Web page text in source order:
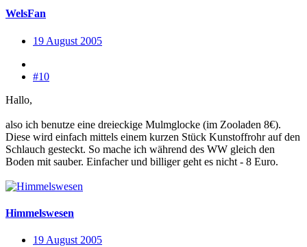
WelsFan
19 August 2005
#10
Hallo,
also ich benutze eine dreieckige Mulmglocke (im Zooladen 8€).
Diese wird einfach mittels einem kurzen Stück Kunstoffrohr auf den
Schlauch gesteckt. So mache ich während des WW gleich den
Boden mit sauber. Einfacher und billiger geht es nicht - 8 Euro.
Himmelswesen
19 August 2005